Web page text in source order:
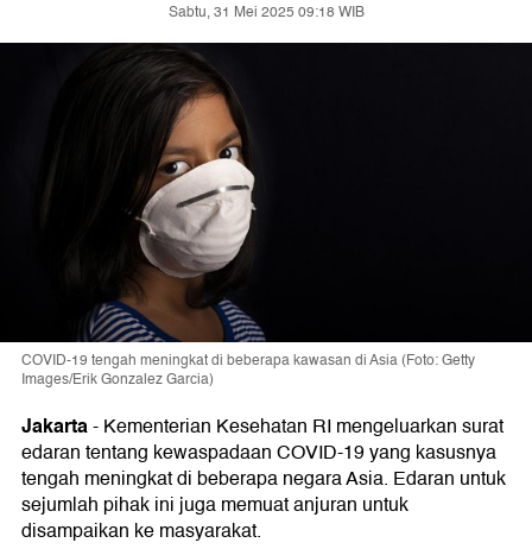
Sabtu, 31 Mei 2025 09:18 WIB
COVID-19 tengah meningkat di beberapa kawasan di Asia (Foto: Getty
Images/Erik Gonzalez Garcia)
Jakarta-Kementerian Kesehatan RI mengeluarkan surat
edaran tentang kewaspadaan COVID-19 yang kasusnya
tengah meningkat di beberapa negara Asia. Edaran untuk
sejumlah pihak ini juga memuat anjuran untuk
disampaikan ke masyarakat.